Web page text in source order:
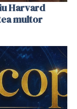
Harvard
multor